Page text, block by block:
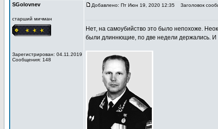
SGolovnev
старший мичман
Зарегистрирован: 04.11.2019
Сообщения: 148
Добавлено: Пт Июн 19, 2020 12:35 Заголовок
Нет, на самоубийство это было непохоже.
были длиннющие, по две недели держались.